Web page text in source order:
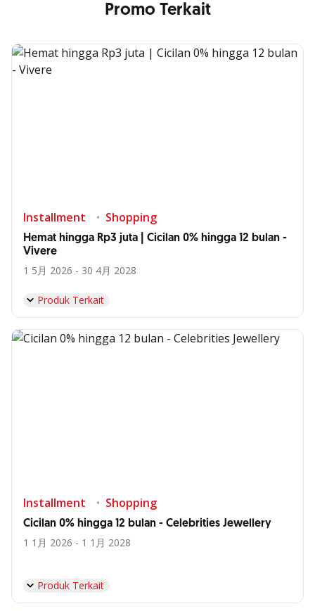
Promo Terkait
Installment Shopping
Hemat hingga Rp3 juta | Cicilan 0% hingga 12 bulan -
Vivere
1 5月 2026 - 30 4月 2028
Produk Terkait
Installment Shopping
Cicilan 0% hingga 12 bulan - Celebrities Jewellery
1 1月 2026 - 1 1月 2028
Produk Terkait